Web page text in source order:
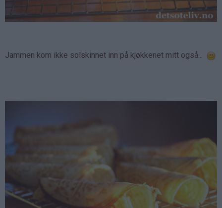
Jammen kom ikke solskinnet inn på kjøkkenet mitt også...